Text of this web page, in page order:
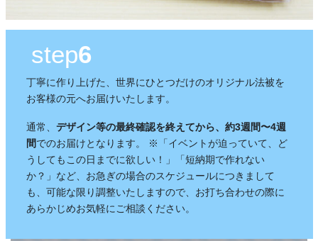
step6
丁寧に作り上げた、世界にひとつだけのオリジナル法被を
お客様の元へお届けいたします。
通常、 デザイン等の最終確認を終えてから、約3週間〜4週
間でのお届けとなります。 ※「イベントが迫っていて、ど
うしてもこの日までに欲しい！」「短納期で作れない
か？」など、お急ぎの場合のスケジュールにつきまして
も、可能な限り調整いたしますので、お打ち合わせの際に
あらかじめお気軽にご相談ください。
的に別誂えです。本染めと昇華転
写方式で様々なサイズがありま
ちょうちん